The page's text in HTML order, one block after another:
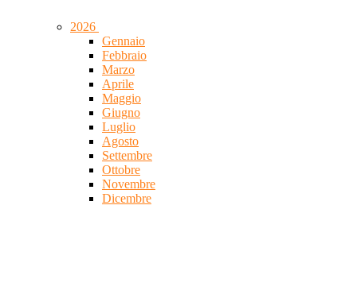
2026
Gennaio
Febbraio
Marzo
Aprile
Maggio
Giugno
Luglio
Agosto
Settembre
Ottobre
Novembre
Dicembre